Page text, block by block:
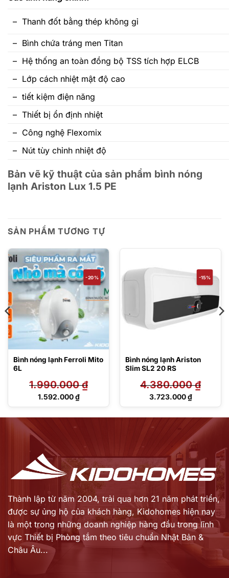
– Thanh đốt bằng thép không gỉ
– Bình chứa tráng men Titan
– Hệ thống an toàn đồng bộ TSS tích hợp ELCB
– Lớp cách nhiệt mật độ cao
– tiết kiệm điện năng
– Thiết bị ổn định nhiệt
– Công nghệ Flexomix
– Nút tùy chỉnh nhiệt độ
Bản vẽ kỹ thuật của sản phẩm bình nóng
lạnh Ariston Lux 1.5 PE
SẢN PHẨM TƯƠNG TỰ
-20%
Bình nóng lạnh Ferroli Mito
6L
1.990.000₫
Giá
1.592.000₫
Giá
-15%
Bình nóng lạnh Ariston
Slim SL2 20 RS
4.380.000₫
Giá
4.380.000 ₫.
3.723.000₫
Giá
3.723.000 ₫.
Thành lập từ năm 2004, trải qua hơn 21 năm phát triển,
được sự ủng hộ của khách hàng, Kidohomes hiện nay
là một trong những doanh nghiệp hàng đầu trong lĩnh
vực Thiết bị Phòng tắm theo tiêu chuẩn Nhật Bản &
Châu Âu...